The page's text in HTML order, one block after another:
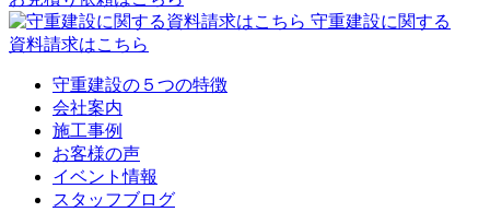
守重建設に関する
資料請求はこちら
守重建設の５つの特徴
会社案内
施工事例
お客様の声
イベント情報
スタッフブログ